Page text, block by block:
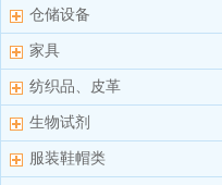
仓储设备
家具
纺织品、皮革
生物试剂
服装鞋帽类